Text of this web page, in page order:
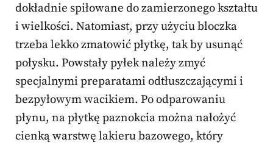
dokładnie spiłowane do zamierzonego kształtu
i wielkości. Natomiast, przy użyciu bloczka
trzeba lekko zmatowić płytkę, tak by usunąć
połysku. Powstały pyłek należy zmyć
specjalnymi preparatami odtłuszczającymi i
bezpyłowym wacikiem. Po odparowaniu
płynu, na płytkę paznokcia można nałożyć
cienką warstwę lakieru bazowego, który